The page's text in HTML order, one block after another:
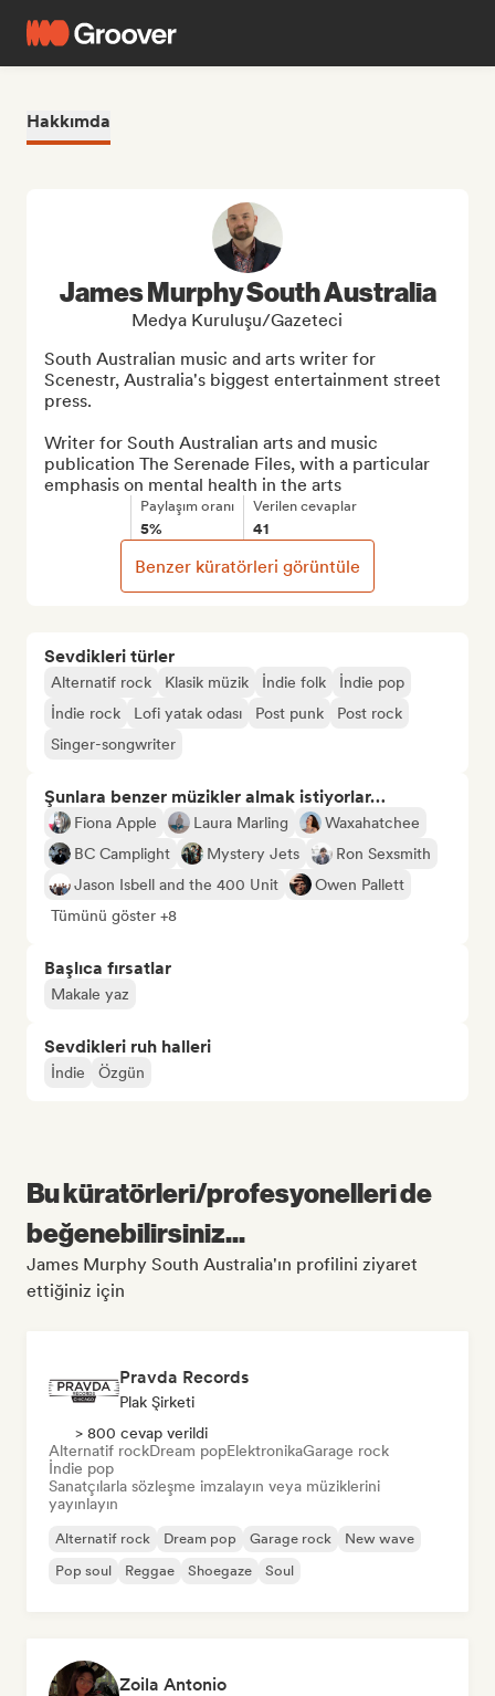
Hakkımda
Sevdikleri türler
Alternatif rock Klasik müzik İndie folk
İndie pop
İndie rock
Lofi yatak odası Post punk
Post rock
Singer-songwriter
Şunlara benzer müzikler almak istiyorlar…
Fiona Apple Laura Marling
Waxahatchee
BC Camplight
Mystery Jets
Ron Sexsmith
Jason Isbell and the 400 Unit
Owen Pallett
Tümünü göster +8
Başlıca fırsatlar
Makale yaz
Sevdikleri ruh halleri
İndie Özgün
James Murphy South Australia
Medya Kuruluşu/Gazeteci
South Australian music and arts writer for
Scenestr, Australia's biggest entertainment street
press.
Writer for South Australian arts and music
publication The Serenade Files, with a particular
emphasis on mental health in the arts
Paylaşım oranı
5%
Verilen cevaplar
41
Benzer küratörleri görüntüle
Bu küratörleri/profesyonelleri de
beğenebilirsiniz...
James Murphy South Australia'ın profilini ziyaret
ettiğiniz için
Pravda Records
Plak Şirketi
> 800 cevap verildi
Alternatif rockDream popElektronikaGarage rock
İndie pop
Sanatçılarla sözleşme imzalayın veya müziklerini
yayınlayın
Alternatif rock Dream pop Garage rock
New wave
Pop soul
Reggae Shoegaze Soul
Zoila Antonio